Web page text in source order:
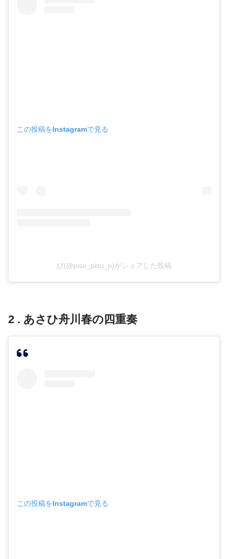
この投稿をInstagramで見る
ぴ(@pisu_pisu_p)がシェアした投稿
2 . あさひ舟川春の四重奏
この投稿をInstagramで見る